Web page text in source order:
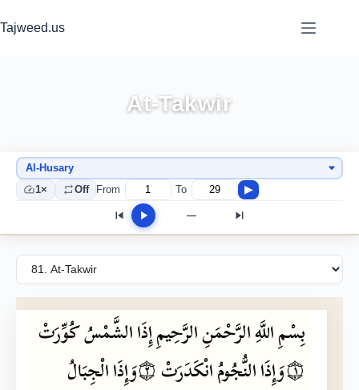
to
content
Tajweed.us
At-Takwir
1× Off From To ▶
—
بِسْمِاللَّهِالرَّحْمَنِالرَّحِيمِإِذَاالشَّمْسُكُوِّرَتْ
۝١وَإِذَاالنُّجُومُانْكَدَرَتْ۝٢وَإِذَاالْجِبَالُ